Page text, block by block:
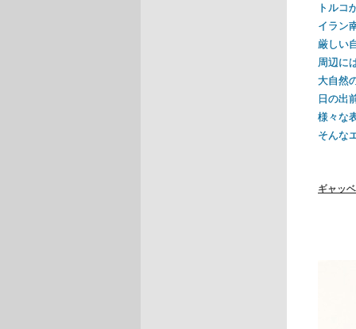
トルコ
イラン
厳しい
周辺に
大自然
日の出
様々な
そんな
ギャッベ